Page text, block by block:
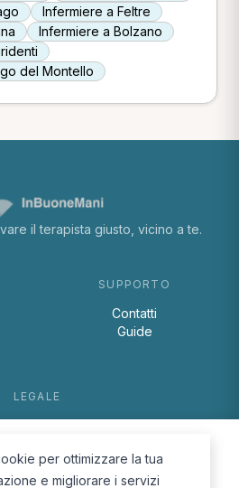
Infermiere a Feltre
Infermiere a Bolzano
del Montello
il terapista giusto, vicino a te.
SUPPORTO
Contatti
Guide
LEGALE
Policy
per ottimizzare la tua
e migliorare i servizi